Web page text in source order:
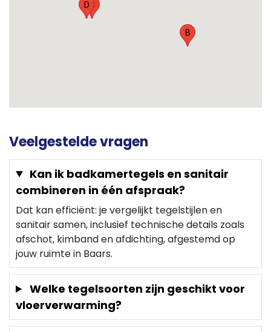
B
C
D
Veelgestelde vragen
Kan ik badkamertegels en sanitair
combineren in één afspraak?
Dat kan efficiënt: je vergelijkt tegelstijlen en
sanitair samen, inclusief technische details zoals
afschot, kimband en afdichting, afgestemd op
jouw ruimte in Baars.
Welke tegelsoorten zijn geschikt voor
vloerverwarming?